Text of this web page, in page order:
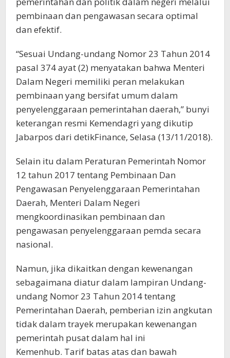
pembinaan dan pengawasan secara optimal
dan efektif.
“Sesuai Undang-undang Nomor 23 Tahun 2014
pasal 374 ayat (2) menyatakan bahwa Menteri
Dalam Negeri memiliki peran melakukan
pembinaan yang bersifat umum dalam
penyelenggaraan pemerintahan daerah,” bunyi
keterangan resmi Kemendagri yang dikutip
Jabarpos dari detikFinance, Selasa (13/11/2018).
Selain itu dalam Peraturan Pemerintah Nomor
12 tahun 2017 tentang Pembinaan Dan
Pengawasan Penyelenggaraan Pemerintahan
Daerah, Menteri Dalam Negeri
mengkoordinasikan pembinaan dan
pengawasan penyelenggaraan pemda secara
nasional.
Namun, jika dikaitkan dengan kewenangan
sebagaimana diatur dalam lampiran Undang-
undang Nomor 23 Tahun 2014 tentang
Pemerintahan Daerah, pemberian izin angkutan
tidak dalam trayek merupakan kewenangan
pemerintah pusat dalam hal ini
Kemenhub. Tarif batas atas dan bawah